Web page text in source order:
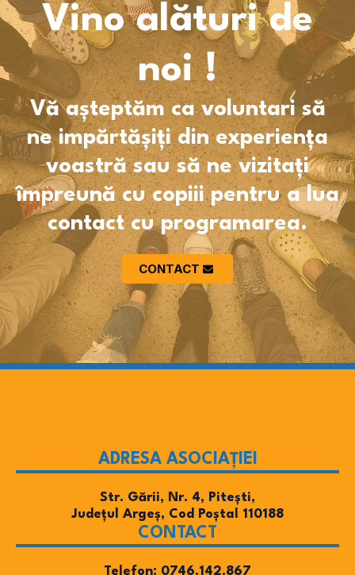
Vino alături de
noi !
Vă așteptăm ca voluntari să
ne impărtășiți din experiența
voastră sau să ne vizitați
împreună cu copiii pentru a lua
contact cu programarea.
CONTACT
ADRESA ASOCIAȚIEI
Str. Gării, Nr. 4, Pitești,
Județul Argeș, Cod Poștal 110188
CONTACT
Telefon: 0746.142.867